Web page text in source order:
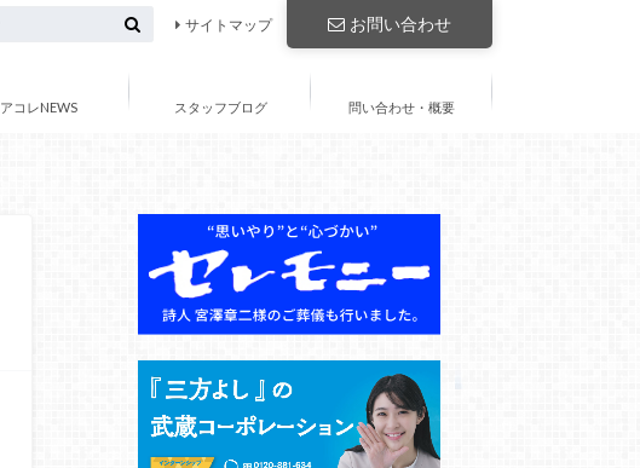
お問い合わせ
サイトマップ
アコレNEWS スタッフブログ 問い合わせ・概要